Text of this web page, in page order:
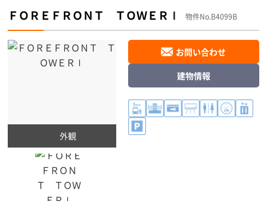
ＦＯＲＥＦＲＯＮＴ ＴＯＷＥＲⅠ 物件No.B4099B
外観
お問い合わせ
建物情報